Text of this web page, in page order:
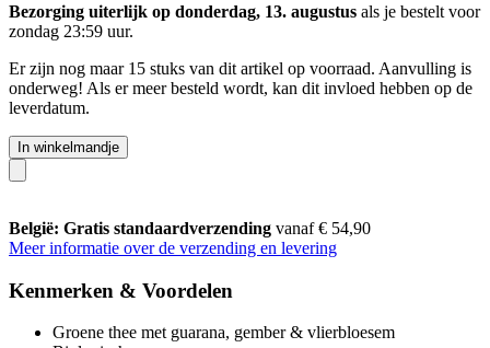
Bezorging uiterlijk op donderdag, 13. augustus als je bestelt voor
zondag 23:59 uur.
Er zijn nog maar 15 stuks van dit artikel op voorraad. Aanvulling is
onderweg! Als er meer besteld wordt, kan dit invloed hebben op de
leverdatum.
In winkelmandje
België: Gratis standaardverzending vanaf € 54,90
Meer informatie over de verzending en levering
Kenmerken & Voordelen
Groene thee met guarana, gember & vlierbloesem